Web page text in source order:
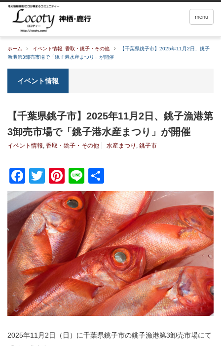
menu
ホーム イベント情報 香取・銚子・その他
【千葉県銚子市】2025年11月2日、銚子
漁港第3卸売市場で「銚子港水産まつり」が開催
イベント情報
【千葉県銚子市】2025年11月2日、銚子漁港第
3卸売市場で「銚子港水産まつり」が開催
イベント情報, 香取・銚子・その他 水産まつり , 銚子市
Facebook
TwitterPinterest
Line
有
2025年11月2日（日）に千葉県銚子市の銚子漁港第3卸売市場にて